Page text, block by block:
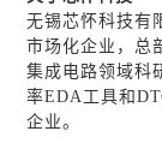
无锡芯怀科技有
市场化企业，总
集成电路领域科
率EDA 工具和
企业。